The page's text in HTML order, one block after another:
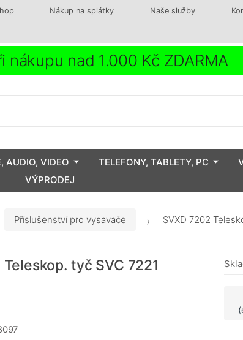
Nákup na splátky Naše služby
nákupu nad 1.000 Kč ZDARMA
AUDIO, VIDEO TELEFONY, TABLETY, PC
VÝPRODEJ
Příslušenství pro vysavače SVXD 7202
tyč SVC 7221